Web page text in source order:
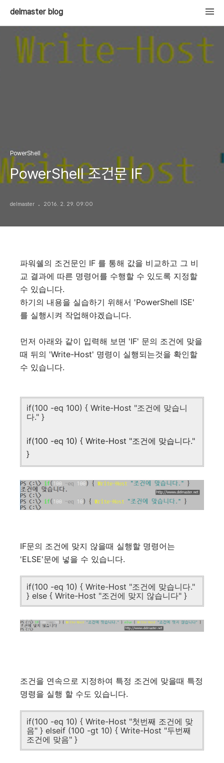
delmaster blog
PowerShell
PowerShell 조건문 IF
delmaster 2016. 2. 29. 09:00
파워쉘의 조건문인 IF 를 통해 값을 비교하고 그 비
교 결과에 따른 명령어를 수행할 수 있도록 지정할
수 있습니다.
하기의 내용을 실습하기 위해서 'PowerShell ISE'
를 실행시켜 작업해야겠습니다.
먼저 아래와 같이 입력해 보면 'IF' 문의 조건에 맞을
때 뒤의 'Write-Host' 명령이 실행되는것을 확인할
수 있습니다.
if(100 -eq 100) { Write-Host "조건에 맞습니
다." }
if(100 -eq 10) { Write-Host "조건에 맞습니다."
}
IF문의 조건에 맞지 않을때 실행할 명령어는
'ELSE'문에 넣을 수 있습니다.
if(100 -eq 10) { Write-Host "조건에 맞습니다."
} else { Write-Host "조건에 맞지 않습니다" }
조건을 연속으로 지정하여 특정 조건에 맞을때 특정
명령을 실행 할 수도 있습니다.
if(100 -eq 10) { Write-Host "첫번째 조건에 맞
음" } elseif (100 -gt 10) { Write-Host "두번째
조건에 맞음" }